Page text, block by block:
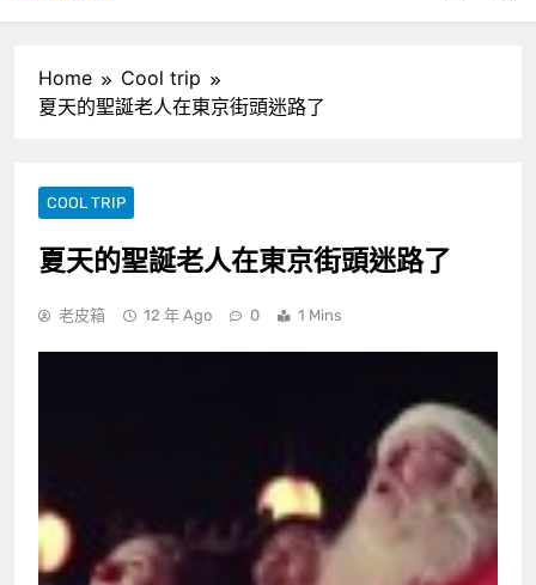
Home
Cool trip
夏天的聖誕老人在東京街頭迷路了
COOL TRIP
夏天的聖誕老人在東京街頭迷路了
老皮箱 12 年 Ago 0 1 Mins